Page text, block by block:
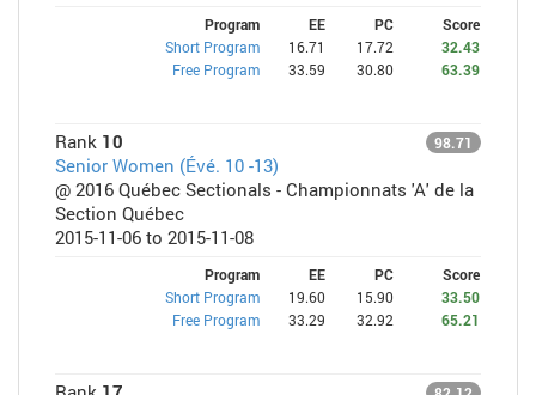
Program EE PC
Score
Short Program
16.71 17.72
32.43
Free Program
33.59 30.80 63.39
Rank 10 98.71
Senior Women (Évé. 10 -13)
@ 2016 Québec Sectionals - Championnats 'A' de la
Section Québec
2015-11-06 to 2015-11-08
Program EE PC
Score
Short Program
19.60 15.90
33.50
Free Program
33.29 32.92 65.21